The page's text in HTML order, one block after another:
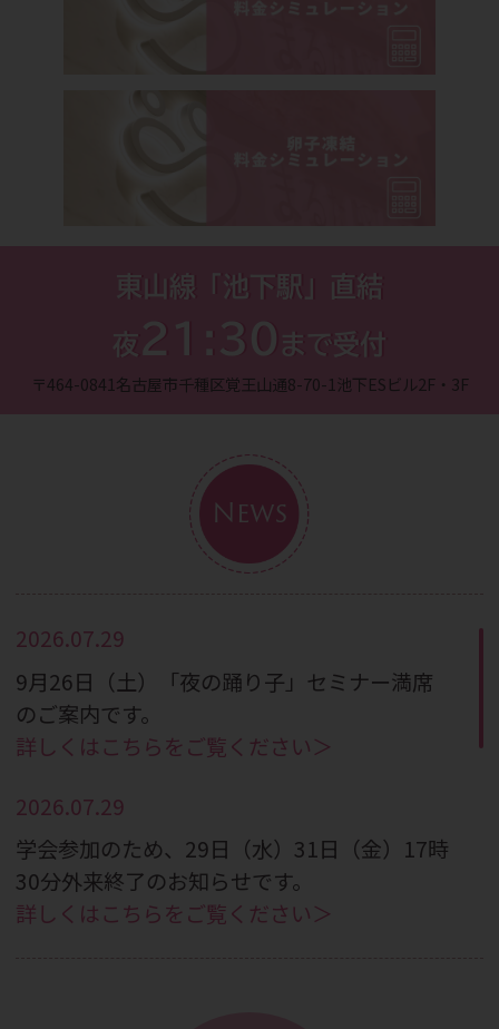
東山線「池下駅」直結
夜 21:30 まで受付
〒464-0841名古屋市千種区覚王山通8-70-1池下ESビル2F・3F
News
2026.07.29
9月26日（土）「夜の踊り子」セミナー満席
のご案内です。
詳しくはこちらをご覧ください＞
2026.07.29
学会参加のため、29日（水）31日（金）17時
30分外来終了のお知らせです。
詳しくはこちらをご覧ください＞